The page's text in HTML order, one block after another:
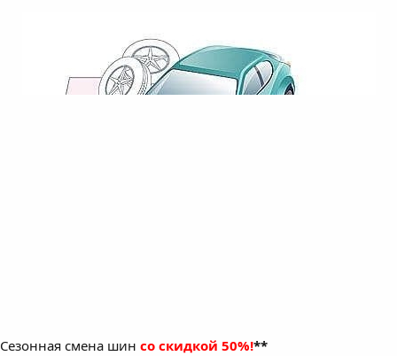
Сезонная смена шин со скидкой 50%!**